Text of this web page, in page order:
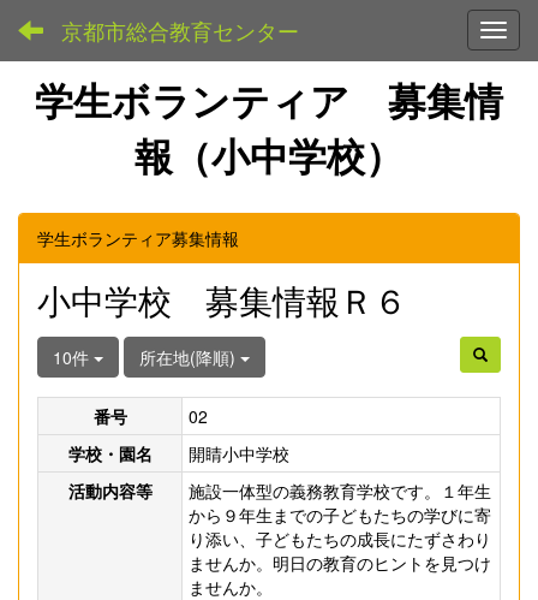
京都市総合教育センター
学生ボランティア 募集情
報（小中学校）
学生ボランティア募集情報
小中学校 募集情報Ｒ６
10件 所在地(降順)
番号
02
学校・園名
開睛小中学校
活動内容等
施設一体型の義務教育学校です。１年生
から９年生までの子どもたちの学びに寄
り添い、子どもたちの成長にたずさわり
ませんか。明日の教育のヒントを見つけ
ませんか。